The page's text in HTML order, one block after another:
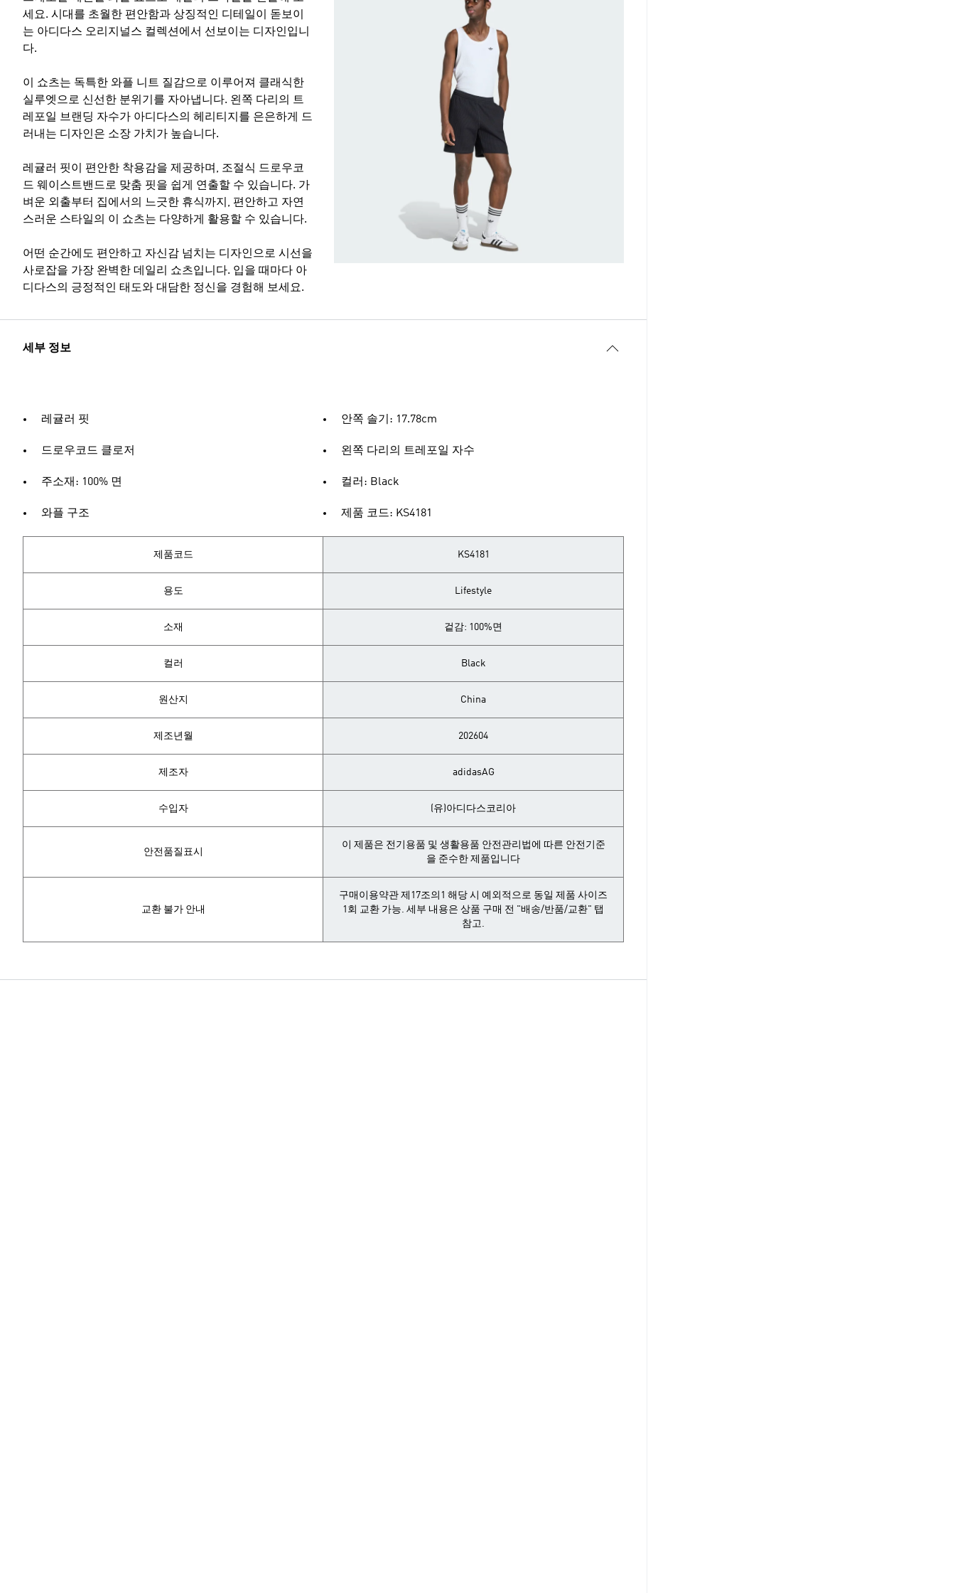
세요. 시대를 초월한 편안함과 상징적인 디테일이 돋보이
는 아디다스 오리지널스 컬렉션에서 선보이는 디자인입니
다.
이 쇼츠는 독특한 와플 니트 질감으로 이루어져 클래식한
실루엣으로 신선한 분위기를 자아냅니다. 왼쪽 다리의 트
레포일 브랜딩 자수가 아디다스의 헤리티지를 은은하게 드
러내는 디자인은 소장 가치가 높습니다.
레귤러 핏이 편안한 착용감을 제공하며, 조절식 드로우코
드 웨이스트밴드로 맞춤 핏을 쉽게 연출할 수 있습니다. 가
벼운 외출부터 집에서의 느긋한 휴식까지, 편안하고 자연
스러운 스타일의 이 쇼츠는 다양하게 활용할 수 있습니다.
어떤 순간에도 편안하고 자신감 넘치는 디자인으로 시선을
사로잡을 가장 완벽한 데일리 쇼츠입니다. 입을 때마다 아
디다스의 긍정적인 태도와 대담한 정신을 경험해 보세요.
세부 정보
레귤러 핏
드로우코드 클로저
주소재: 100% 면
와플 구조
안쪽 솔기: 17.78cm
왼쪽 다리의 트레포일 자수
컬러: Black
제품 코드: KS4181
제품코드 KS4181
용도 Lifestyle
소재 겉감: 100%면
컬러 Black
원산지 China
제조년월 202604
제조자 adidasAG
수입자 (유)아디다스코리아
안전품질표시
이 제품은 전기용품 및 생활용품 안전관리법에 따른 안전기준
을 준수한 제품입니다
교환 불가 안내
구매이용약관 제17조의1 해당 시 예외적으로 동일 제품 사이즈
1회 교환 가능. 세부 내용은 상품 구매 전 "배송/반품/교환" 탭
참고.